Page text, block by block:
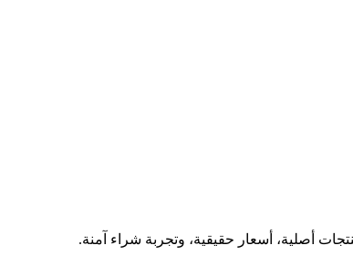
أصلية، أسعار حقيقية، وتجربة شراء آمنة.